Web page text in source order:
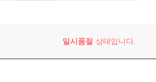
일시품절 상태입니다.